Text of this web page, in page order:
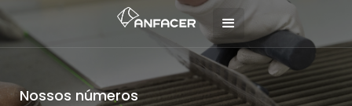
Nossos números